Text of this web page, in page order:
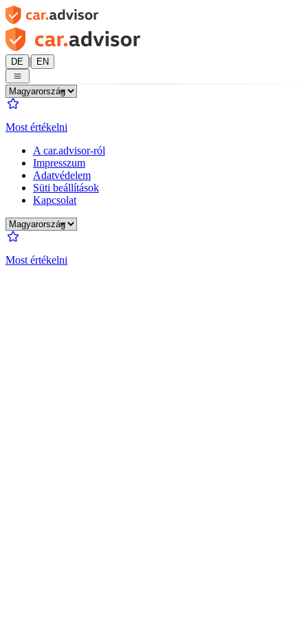
DE | EN
Most értékelni
A car.advisor-ról
Impresszum
Adatvédelem
Süti beállítások
Kapcsolat
Most értékelni